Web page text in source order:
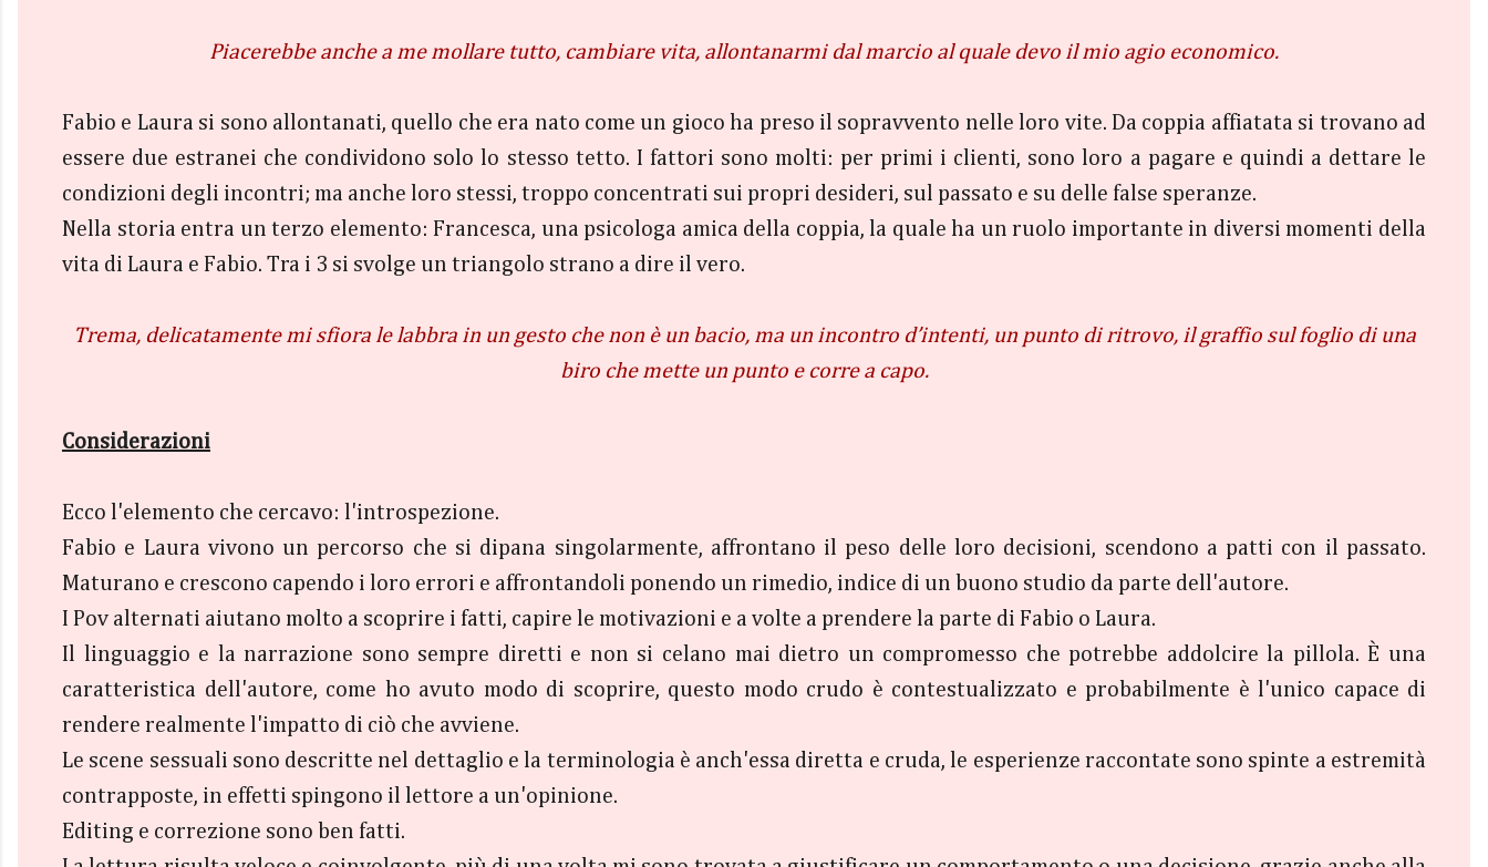
Piacerebbe anche a me mollare tutto, cambiare vita, allontanarmi dal marcio al quale devo il mio agio economico.
Fabio e Laura si sono allontanati, quello che era nato come un gioco ha preso il sopravvento nelle loro vite. Da coppia affiatata si trovano ad
essere due estranei che condividono solo lo stesso tetto. I fattori sono molti: per primi i clienti, sono loro a pagare e quindi a dettare le
condizioni degli incontri; ma anche loro stessi, troppo concentrati sui propri desideri, sul passato e su delle false speranze.
Nella storia entra un terzo elemento: Francesca, una psicologa amica della coppia, la quale ha un ruolo importante in diversi momenti della
vita di Laura e Fabio. Tra i 3 si svolge un triangolo strano a dire il vero.
Trema, delicatamente mi sfiora le labbra in un gesto che non è un bacio, ma un incontro d’intenti, un punto di ritrovo, il graffio sul foglio di una
biro che mette un punto e corre a capo.
Considerazioni
Ecco l'elemento che cercavo: l'introspezione.
Fabio e Laura vivono un percorso che si dipana singolarmente, affrontano il peso delle loro decisioni, scendono a patti con il passato.
Maturano e crescono capendo i loro errori e affrontandoli ponendo un rimedio, indice di un buono studio da parte dell'autore.
I Pov alternati aiutano molto a scoprire i fatti, capire le motivazioni e a volte a prendere la parte di Fabio o Laura.
Il linguaggio e la narrazione sono sempre diretti e non si celano mai dietro un compromesso che potrebbe addolcire la pillola. È una
caratteristica dell'autore, come ho avuto modo di scoprire, questo modo crudo è contestualizzato e probabilmente è l'unico capace di
rendere realmente l'impatto di ciò che avviene.
Le scene sessuali sono descritte nel dettaglio e la terminologia è anch'essa diretta e cruda, le esperienze raccontate sono spinte a estremità
contrapposte, in effetti spingono il lettore a un'opinione.
Editing e correzione sono ben fatti.